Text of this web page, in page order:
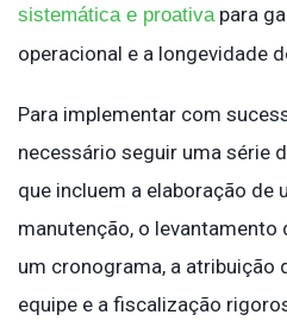
sistemática e proativa para
operacional e a longevidade
Para implementar com
necessário seguir uma série
que incluem a elaboração de
manutenção, o
um cronograma, a atribuição
equipe e a fiscalização